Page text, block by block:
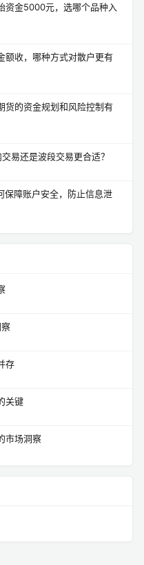
资金5000元，选哪个品种入
额收，哪种方式对散户更有
货的资金规划和风险控制有
易还是波段交易更合适？
保障账户安全，防止信息泄
存
关键
市场洞察